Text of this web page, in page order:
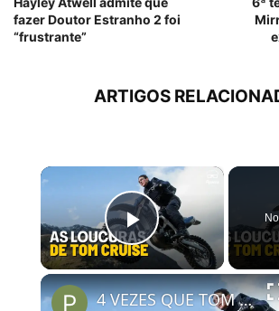
fazer Doutor Estranho 2 foi
“frustrante”
ARTIGOS
×
Play Video
4 VEZES QUE TOM CRUISE PASSOU DOS LIMITES EM MISSÃO: IMPOSSÍVEL 7